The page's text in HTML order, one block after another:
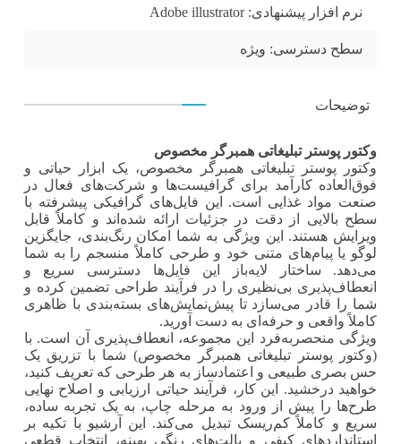
نرم افزار پیشنهادی: Adobe illustrator
سطح دسترسی: ویژه
توضیحات
وکتور پوستر تبلیغاتی همبرگر مخصوص
وکتور پوستر تبلیغاتی همبرگر مخصوص، یک ابزار حیاتی و
فوق‌العاده کارآمد برای گرافیست‌ها و شرکت‌های فعال در
صنعت مواد غذایی است. این فایل‌های گرافیکی پیشرفته با
سطح بالایی از دقت در جزئیات ارائه شده‌اند و کاملاً قابل
ویرایش هستند. این ویژگی به شما امکان رنگ‌بندی، جایگزین
لوگو یا پیام‌های متنی خود و طرحی کاملاً منسجم را به شما
می‌دهد. ساختار لایه‌باز این فایل‌ها دسترسی سریع و
انعطاف‌پذیری بی‌نظیری را در فرآیند طراحی تضمین کرده و
شما را قادر می‌سازد تا پیش‌نمایش‌های بسته‌بندی با ظاهری
کاملاً واقعی و حرفه‌ای به دست آورید.
ویژگی منحصربه‌فرد این مجموعه، انعطاف‌پذیری آن است. با
(وکتور پوستر تبلیغاتی همبرگر مخصوص) شما با تزریق یک
حس بصری طبیعی و اعتمادساز به هر طرحی که تعریف کنید،
خواهید درخشید. این کار، فرآیند حیاتی ارزیابی و اصلاح نهایی
طرح‌ها را پیش از ورود به مرحله چاپ، به یک تجربه ساده،
سریع و کاملاً کم‌ریسک تبدیل می‌کند. این آرشیو با تکیه بر
استانداردهای کیفی و پالت‌های رنگی بهینه، انتخاب قطعی